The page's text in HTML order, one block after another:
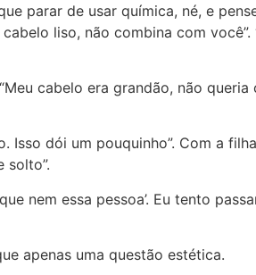
parar de usar química, né, e
liso, não combina com você”.
cabelo era grandão, não
dói um pouquinho”. Com a
solto”.
nem essa pessoa’. Eu tento
apenas uma questão estética.